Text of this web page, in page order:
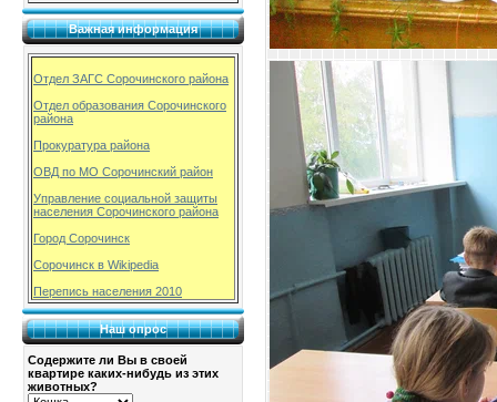
Важная информация
Отдел ЗАГС Сорочинского района
Отдел образования Сорочинского
района
Прокуратура района
ОВД по МО Сорочинский район
Управление социальной защиты
населения Сорочинского района
Город Сорочинск
Сорочинск в Wikipedia
Перепись населения 2010
Наш опрос
Содержите ли Вы в своей
квартире каких-нибудь из этих
животных?